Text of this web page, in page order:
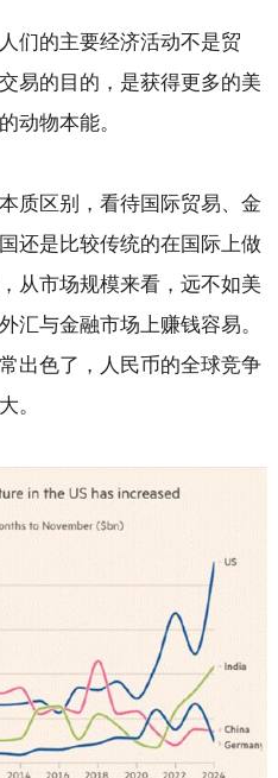
们的主要经济活动不是贸
易的目的，是获得更多的美
动物本能。
质区别，看待国际贸易、金
还是比较传统的在国际上做
从市场规模来看，远不如美
汇与金融市场上赚钱容易。
出色了，人民币的全球竞争
。